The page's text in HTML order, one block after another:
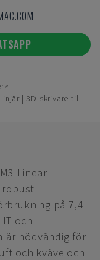
Linjär | 3D-skrivare till
Linear
robust
på 7,4
och
är nödvändig för
och kväve och